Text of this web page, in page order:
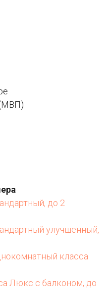
до 2
улучшенный,
класса
Люкс с балконом, до